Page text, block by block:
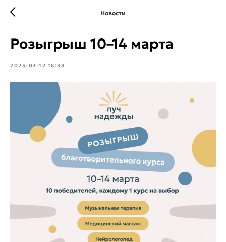
Новости
Розыгрыш 10–14 марта
2025-03-12 18:38